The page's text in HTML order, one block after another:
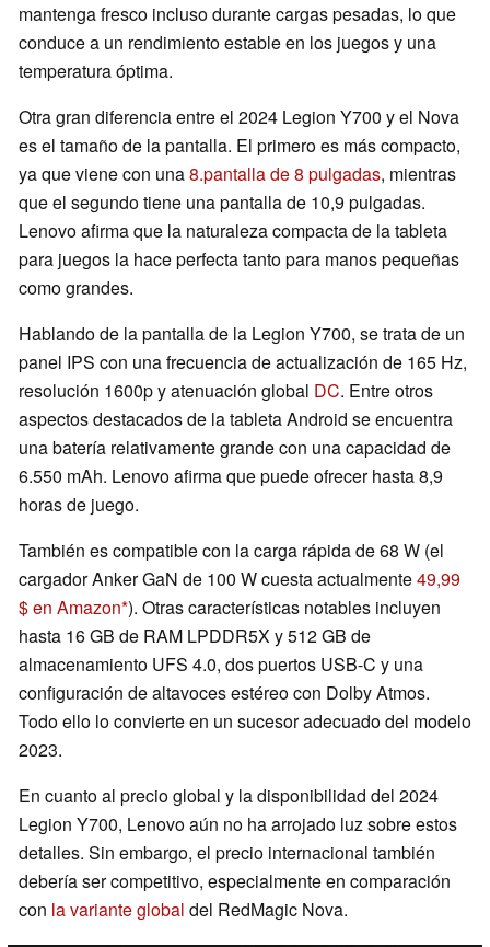
mantenga fresco incluso durante cargas pesadas, lo que
conduce a un rendimiento estable en los juegos y una
temperatura óptima.
Otra gran diferencia entre el 2024 Legion Y700 y el Nova
es el tamaño de la pantalla. El primero es más compacto,
ya que viene con una8.pantalla de 8 pulgadas, mientras
que el segundo tiene una pantalla de 10,9 pulgadas.
Lenovo afirma que la naturaleza compacta de la tableta
para juegos la hace perfecta tanto para manos pequeñas
como grandes.
Hablando de la pantalla de la Legion Y700, se trata de un
panel IPS con una frecuencia de actualización de 165 Hz,
resolución 1600p y atenuación global DC. Entre otros
aspectos destacados de la tableta Android se encuentra
una batería relativamente grande con una capacidad de
6.550 mAh. Lenovo afirma que puede ofrecer hasta 8,9
horas de juego.
También es compatible con la carga rápida de 68 W (el
cargador Anker GaN de 100 W cuesta actualmente49,99
$ en Amazon ). Otras características notables incluyen
hasta 16 GB de RAM LPDDR5X y 512 GB de
almacenamiento UFS 4.0, dos puertos USB-C y una
configuración de altavoces estéreo con Dolby Atmos.
Todo ello lo convierte en un sucesor adecuado del modelo
2023.
En cuanto al precio global y la disponibilidad del 2024
Legion Y700, Lenovo aún no ha arrojado luz sobre estos
detalles. Sin embargo, el precio internacional también
debería ser competitivo, especialmente en comparación
con la variante global del RedMagic Nova.